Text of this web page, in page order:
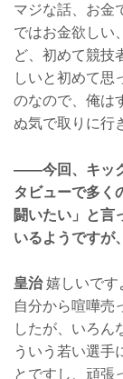
マジな話、お金
ではお金欲しい
ど、初めて競技
しいと初めて思
のなので、俺は
ぬ気で取りに行
——今回、キッ
タビューで多く
闘いたい」と言
いるようですが
皇治嬉しいです
自分から喧嘩売
したが、いろん
ういう若い選手
とですし、頑張